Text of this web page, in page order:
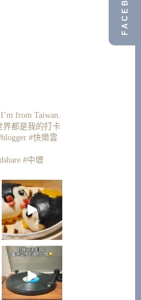
from Taiwan.
界都是我的打卡
#快樂雲
#中壢